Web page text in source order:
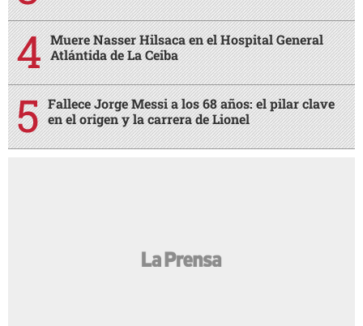
Muere Nasser Hilsaca en el Hospital General
Atlántida de La Ceiba
Fallece Jorge Messi a los 68 años: el pilar clave
en el origen y la carrera de Lionel